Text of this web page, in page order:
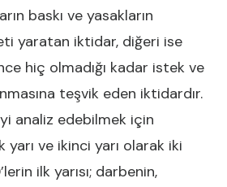
baskı ve yasakların
yaratan iktidar, diğeri ise
hiç olmadığı kadar istek ve
teşvik eden iktidardır.
analiz edebilmek için
yarı ve ikinci yarı olarak iki
ilk yarısı; darbenin,